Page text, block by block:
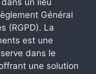
un lieu
Général
(RGPD). La
est une
dans le
une solution